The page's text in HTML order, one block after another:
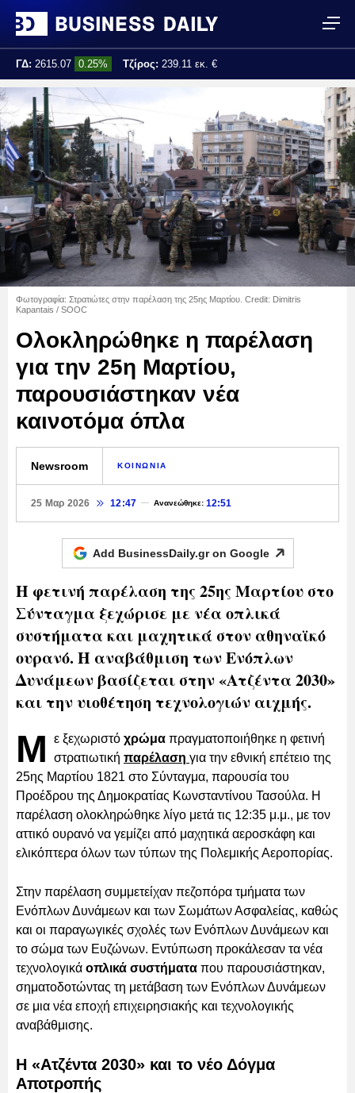
ΓΔ: 2615.07 0.25% Τζίρος: 239.11 εκ. €
Τελ. ενημέρωση: 17:25:01
Φωτογραφία: Στρατιώτες στην παρέλαση της 25ης Μαρτίου. Credit: Dimitris
Kapantais / SOOC
Ολοκληρώθηκε η παρέλαση
για την 25η Μαρτίου,
παρουσιάστηκαν νέα
καινοτόμα όπλα
Newsroom ΚΟΙΝΩΝΙΑ
25 Μαρ 2026 12:47 Ανανεώθηκε: 12:51
Add BusinessDaily.gr on Google
Η φετινή παρέλαση της 25ης Μαρτίου στο
Σύνταγμα ξεχώρισε με νέα οπλικά
συστήματα και μαχητικά στον αθηναϊκό
ουρανό. Η αναβάθμιση των Ενόπλων
Δυνάμεων βασίζεται στην «Ατζέντα 2030»
και την υιοθέτηση τεχνολογιών αιχμής.
Μ ε ξεχωριστό χρώμα πραγματοποιήθηκε η φετινή
στρατιωτική παρέλαση για την εθνική επέτειο της
25ης Μαρτίου 1821 στο Σύνταγμα, παρουσία του
Προέδρου της Δημοκρατίας Κωνσταντίνου Τασούλα. Η
παρέλαση ολοκληρώθηκε λίγο μετά τις 12:35 μ.μ., με τον
αττικό ουρανό να γεμίζει από μαχητικά αεροσκάφη και
ελικόπτερα όλων των τύπων της Πολεμικής Αεροπορίας.
Στην παρέλαση συμμετείχαν πεζοπόρα τμήματα των
Ενόπλων Δυνάμεων και των Σωμάτων Ασφαλείας, καθώς
και οι παραγωγικές σχολές των Ενόπλων Δυνάμεων και
το σώμα των Ευζώνων. Εντύπωση προκάλεσαν τα νέα
τεχνολογικά οπλικά συστήματα που παρουσιάστηκαν,
σηματοδοτώντας τη μετάβαση των Ενόπλων Δυνάμεων
σε μια νέα εποχή επιχειρησιακής και τεχνολογικής
αναβάθμισης.
Η «Ατζέντα 2030» και το νέο Δόγμα
Αποτροπής